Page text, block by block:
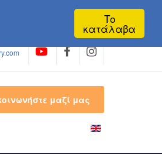
Το
κατάλαβα
μαζί μας